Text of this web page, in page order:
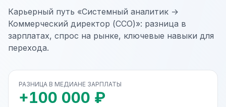
Карьерный путь «Системный аналитик →
Коммерческий директор (CCO)»: разница в
зарплатах, спрос на рынке, ключевые навыки для
перехода.
РАЗНИЦА В МЕДИАНЕ ЗАРПЛАТЫ
+100 000 ₽